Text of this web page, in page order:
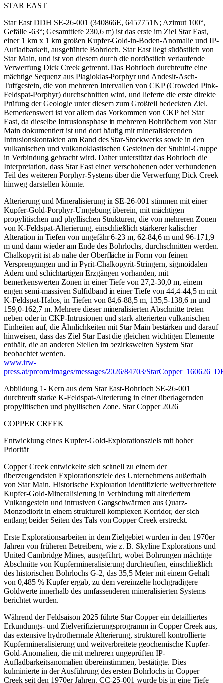
STAR EAST
Star East DDH SE-26-001 (340866E, 6457751N; Azimut 100°,
Gefälle -63°; Gesamttiefe 230,6 m) ist das erste im Ziel Star East,
einer 1 km x 1 km großen Kupfer-Gold-in-Boden-Anomalie und IP-
Aufladbarkeit, ausgeführte Bohrloch. Star East liegt südöstlich von
Star Main, und ist von diesem durch die nordöstlich verlaufende
Verwerfung Dick Creek getrennt. Das Bohrloch durchteufte eine
mächtige Sequenz aus Plagioklas-Porphyr und Andesit-Asch-
Tuffgestein, die von mehreren Intervallen von CKP (Crowded Pink-
Feldspat-Porphyr) durchschnitten wird, und lieferte die erste direkte
Prüfung der Geologie unter diesem zum Großteil bedeckten Ziel.
Bemerkenswert ist vor allem das Vorkommen von CKP bei Star
East, da dieselbe Intrusionsphase in mehreren Bohrlöchern von Star
Main dokumentiert ist und dort häufig mit mineralisierenden
Intrusionskontakten am Rand des Star-Stockwerks sowie in den
vulkanischen und vulkanoklastischen Gesteinen der Stuhini-Gruppe
in Verbindung gebracht wird. Daher unterstützt das Bohrloch die
Interpretation, dass Star East einen verschobenen oder verbundenen
Teil des weiteren Porphyr-Systems über die Verwerfung Dick Creek
hinweg darstellen könnte.
Alterierung und Mineralisierung in SE-26-001 stimmen mit einer
Kupfer-Gold-Porphyr-Umgebung überein, mit mächtigen
propylitischen und phyllischen Strukturen, die von mehreren Zonen
von K-Feldspat-Alterierung, einschließlich stärkerer kalischer
Alteration in Tiefen von ungefähr 6-23 m, 62-84,6 m und 96-171,9
m und dann wieder am Ende des Bohrlochs, durchschnitten werden.
Chalkopyrit ist ab nahe der Oberfläche in Form von feinen
Versprengungen und in Pyrit-Chalkopyrit-Stringern, sigmoidalen
Adern und schichtartigen Erzgängen vorhanden, mit
bemerkenswerten Zonen in einer Tiefe von 27,2-30,0 m, einem
engen semi-massiven Sulfidband in einer Tiefe von 44,4-44,5 m mit
K-Feldspat-Halos, in Tiefen von 84,6-88,5 m, 135,5-138,6 m und
159,0-162,7 m. Mehrere dieser mineralisierten Abschnitte treten
neben oder in CKP-Intrusionen und stark alterierten vulkanischen
Einheiten auf, die Ähnlichkeiten mit Star Main bestärken und darauf
hinweisen, dass das Ziel Star East die gleichen wichtigen Elemente
enthält, die an anderen Stellen im bezirksweiten System Star
beobachtet werden.
www.irw-
press.at/prcom/images/messages/2026/84703/
Abbildung 1- Kern aus dem Star East-Bohrloch SE-26-001
durchteuft starke K-Feldspat-Alterierung in einer überlagernden
propylitischen und phyllischen Zone. Star Copper 2026
COPPER CREEK
Entwicklung eines Kupfer-Gold-Explorationsziels mit hoher
Priorität
Copper Creek entwickelte sich schnell zu einem der
überzeugendsten Explorationsziele des Unternehmens außerhalb
von Star Main. Historische Exploration identifizierte weitverbreitete
Kupfer-Gold-Mineralisierung in Verbindung mit alteriertem
Vulkangestein und intrusiven Gangschwärmen aus Quarz-
Monzodiorit in einem strukturell komplexen Korridor, der sich
entlang beider Seiten des Tals von Copper Creek erstreckt.
Erste Explorationsarbeiten in dem Zielgebiet wurden in den 1970er
Jahren von früheren Betreibern, wie z. B. Skyline Explorations und
United Cambridge Mines, ausgeführt, wobei Bohrungen mächtige
Abschnitte von Kupfermineralisierung durchteuften, einschließlich
des historischen Bohrlochs G-2, das 35,5 Meter mit einem Gehalt
von 0,485 % Kupfer ergab, zu dem vereinzelte hochgradigere
Goldwerte innerhalb des umfassenderen mineralisierten Systems
berichtet wurden.
Während der Feldsaison 2025 führte Star Copper ein detailliertes
Erkundungs- und Zielverifizierungsprogramm in Copper Creek aus,
das extensive hydrothermale Alterierung, strukturell kontrollierte
Kupfermineralisierung und weitverbreitete geochemische Kupfer-
Gold-Anomalien, die mit mehreren ungeprüften IP-
Aufladbarkeitsanomalien übereinstimmen, bestätigte. Dies
kulminierte in der Ausführung des ersten Bohrlochs in Copper
Creek seit den 1970er Jahren. CC-25-001 wurde bis in eine Tiefe